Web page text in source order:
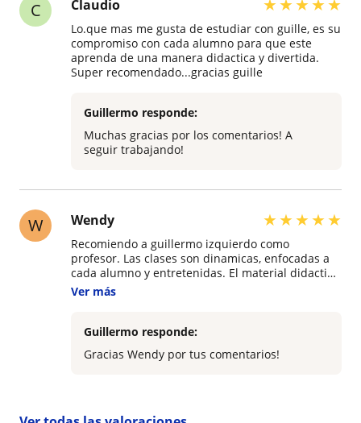
C Claudio
Lo.que mas me gusta de estudiar con guille, es su
compromiso con cada alumno para que este
aprenda de una manera didactica y divertida.
Super recomendado...gracias guille
Guillermo responde:
Muchas gracias por los comentarios! A
seguir trabajando!
W Wendy ★★★★★
Recomiendo a guillermo izquierdo como
profesor. Las clases son dinamicas, enfocadas a
cada alumno y entretenidas. El material didactico
es de primer nivel. Ademas en el periodo de
compromiso y dedicacion.
Ver más
Guillermo responde:
Gracias Wendy por tus comentarios!